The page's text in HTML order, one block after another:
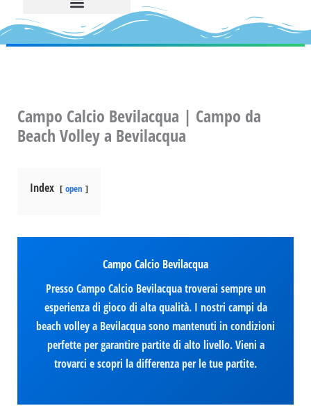
Campo Calcio Bevilacqua | Campo da
Beach Volley a Bevilacqua
Index open
Campo Calcio Bevilacqua
Presso Campo Calcio Bevilacqua troverai sempre un
esperienza di gioco di alta qualità. I nostri campi da
beach volley a Bevilacqua sono mantenuti in condizioni
perfette per garantire partite di alto livello. Vieni a
trovarci e scopri la differenza per le tue partite.